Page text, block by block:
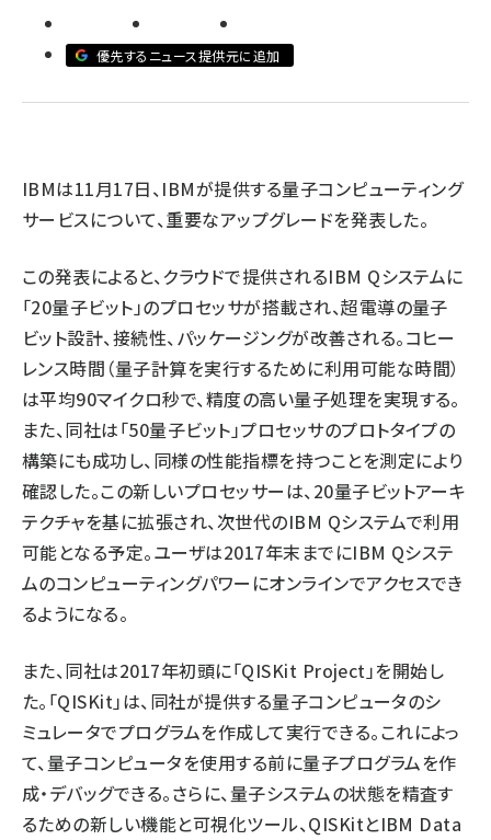
genai (1477)
優先するニュース提供元に追加
IBMは11月17日、IBMが提供する量子コンピューティング
サービスについて、重要なアップグレードを発表した。
この発表によると、クラウドで提供されるIBM Qシステムに
「20量子ビット」のプロセッサが搭載され、超電導の量子
ビット設計、接続性、パッケージングが改善される。コヒー
レンス時間（量子計算を実行するために利用可能な時間）
は平均90マイクロ秒で、精度の高い量子処理を実現する。
また、同社は「50量子ビット」プロセッサのプロトタイプの
構築にも成功し、同様の性能指標を持つことを測定により
確認した。この新しいプロセッサーは、20量子ビットアーキ
テクチャを基に拡張され、次世代のIBM Qシステムで利用
可能となる予定。ユーザは2017年末までにIBM Qシステ
ムのコンピューティングパワーにオンラインでアクセスでき
るようになる。
また、同社は2017年初頭に「QISKit Project」を開始し
た。「QISKit」は、同社が提供する量子コンピュータのシ
ミュレータでプログラムを作成して実行できる。これによっ
て、量子コンピュータを使用する前に量子プログラムを作
成・デバッグできる。さらに、量子システムの状態を精査す
るための新しい機能と可視化ツール、QISKitとIBM Data